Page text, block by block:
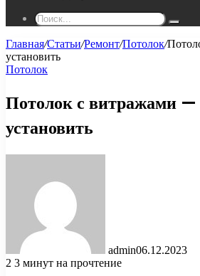
Главная/Статьи/Ремонт/Потолок/
установить
Потолок
Потолок с витражами
установить
admin06.12.2023
2 3 минут на прочтение